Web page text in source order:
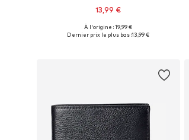
13,99 €
Tailles disponibles: 56-57, 60-61
À l'origine : 19,99 €
Dernier prix le plus bas :13,99 €